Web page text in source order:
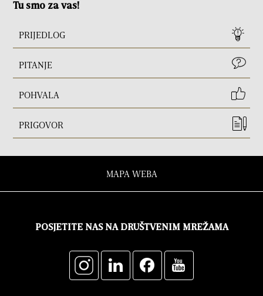
Tu smo za vas!
PRIJEDLOG
PITANJE
POHVALA
PRIGOVOR
MAPA WEBA
POSJETITE NAS NA DRUŠTVENIM MREŽAMA